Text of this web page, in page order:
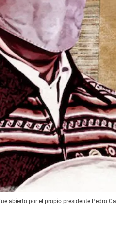
abierto por el propio presidente Pedro